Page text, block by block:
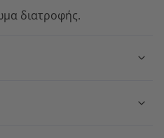
διατροφής.